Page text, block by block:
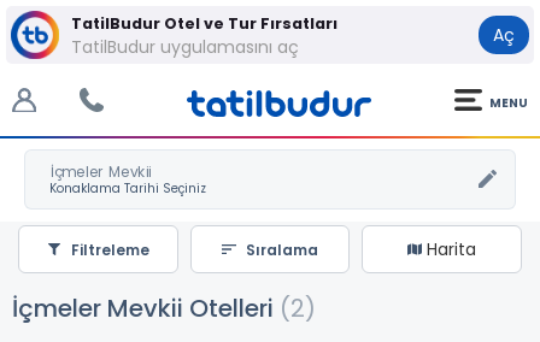
TatilBudur Otel ve Tur Fırsatları
TatilBudur uygulamasını aç Aç
MENU
İçmeler Mevkii
Harita
Sıralama
Filtreleme
İçmeler Mevkii Otelleri (2)